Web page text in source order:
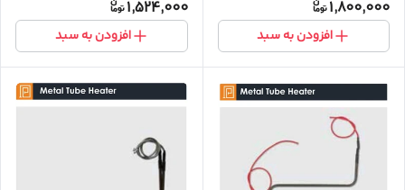
1,800,000
افزودن به سبد
1,524,000
افزودن به سبد